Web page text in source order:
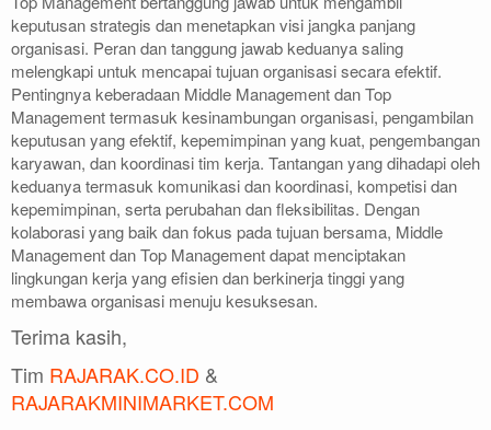
keputusan strategis dan menetapkan visi jangka panjang
organisasi. Peran dan tanggung jawab keduanya saling
melengkapi untuk mencapai tujuan organisasi secara efektif.
Pentingnya keberadaan Middle Management dan Top
Management termasuk kesinambungan organisasi, pengambilan
keputusan yang efektif, kepemimpinan yang kuat, pengembangan
karyawan, dan koordinasi tim kerja. Tantangan yang dihadapi oleh
keduanya termasuk komunikasi dan koordinasi, kompetisi dan
kepemimpinan, serta perubahan dan fleksibilitas. Dengan
kolaborasi yang baik dan fokus pada tujuan bersama, Middle
Management dan Top Management dapat menciptakan
lingkungan kerja yang efisien dan berkinerja tinggi yang
membawa organisasi menuju kesuksesan.
Terima kasih,
Tim RAJARAK.CO.ID &
RAJARAKMINIMARKET.COM